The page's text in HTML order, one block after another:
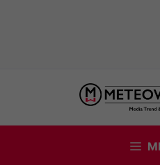
contenuto